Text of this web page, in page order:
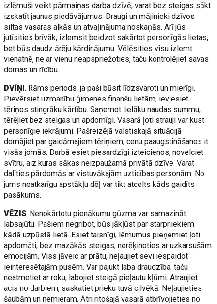
izlēmuši veikt pārmaiņas darba dzīvē, varat bez steigas sākt
izskatīt jaunus piedāvājumus. Draugi un mājinieki dzīvos
siltas vasaras alkās un atvaļinājuma noskaņās. Arī jūs
jutīsities brīvāk, izlemsit beidzot sakārtot personīgās lietas,
bet būs daudz ārēju kārdinājumu. Vēlēsities visu izlemt
vienatnē, ne ar vienu neapspriežoties, taču kontrolējiet savas
domas un rīcību.
DVĪŅI. Rāms periods, ja paši būsit līdzsvaroti un mierīgi.
Pievērsiet uzmanību ģimenes finanšu lietām, ieviesiet
tēriņos stingrāku kārtību. Saņemot lielāku naudas summu,
tērējiet bez steigas un apdomīgi. Vasarā ļoti strauji var kust
personīgie iekrājumi. Pašreizējā valstiskajā situācijā
domājiet par gaidāmajiem tēriņiem, cenu paaugstināšanos it
visās jomās. Darbā esiet piesardzīgi izteicienos, novelciet
svītru, aiz kuras sākas neizpaužamā privātā dzīve. Varat
dalīties pārdomās ar vistuvākajām uzticības personām. No
jums neatkarīgu apstākļu dēļ var tikt atcelts kāds gaidīts
pasākums.
VĒZIS. Nenokārtotu pienākumu gūzma var samazināt
labsajūtu. Pašiem negribot, būs jākļūst par starpniekiem
kādā uzpūstā lietā. Esiet taisnīgi, lēmumus pieņemiet ļoti
apdomāti, bez mazākās steigas, nerēķinoties ar uzkarsušām
emocijām. Viss jāveic ar prātu, neļaujiet sevi iespaidot
ieinteresētajām pusēm. Var pajukt laba draudzība, taču
neatmetiet ar roku, labojiet steigā pieļautu kļūmi. Atraujiet
acis no darbiem, saskatiet prieku tuvā cilvēkā. Neļaujieties
šaubām un nemieram. Ātri ritošajā vasarā atbrīvojieties no